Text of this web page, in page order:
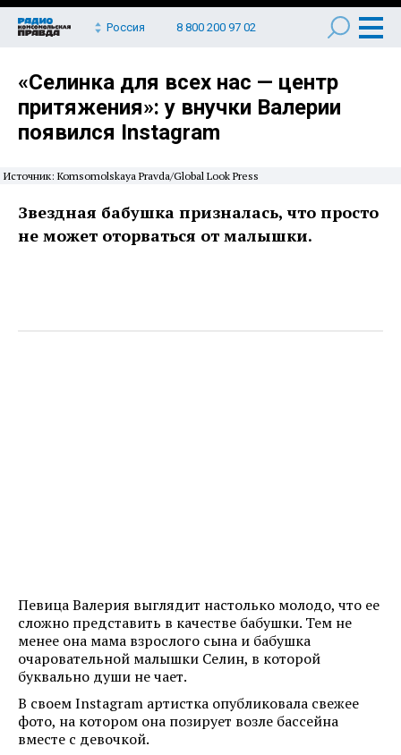
Россия 8 800 200 97 02
«Селинка для всех нас — центр
притяжения»: у внучки Валерии
появился Instagram
Источник: Komsomolskaya Pravda/Global Look Press
Звездная бабушка призналась, что просто
не может оторваться от малышки.
Певица Валерия выглядит настолько молодо, что ее
сложно представить в качестве бабушки. Тем не
менее она мама взрослого сына и бабушка
очаровательной малышки Селин, в которой
буквально души не чает.
В своем Instagram артистка опубликовала свежее
фото, на котором она позирует возле бассейна
вместе с девочкой.